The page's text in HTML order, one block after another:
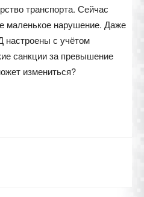
транспорта. Сейчас
маленькое нарушение. Даже
настроены с учётом
санкции за превышение
измениться?